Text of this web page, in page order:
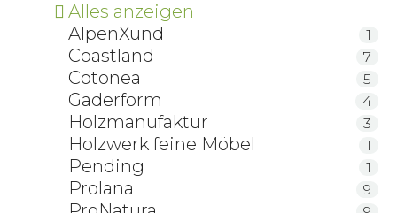
Alles anzeigen
AlpenXund
1
Coastland 7
Cotonea 5
Gaderform 4
Holzmanufaktur 3
Holzwerk feine Möbel 1
Pending 1
Prolana 9